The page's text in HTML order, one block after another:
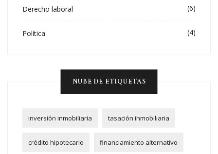
Derecho laboral (6)
Política (4)
NUBE DE ETIQUETAS
inversión inmobiliaria tasación inmobiliaria
crédito hipotecario financiamiento alternativo